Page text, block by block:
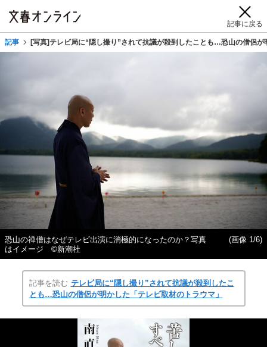
記事に戻る
記事 [写真]テレビ局に“隠し撮り”されて抗議が殺到したことも…恐山の僧侶
恐山の禅僧はなぜテレビ出演に消極的になったのか？写真
はイメージ ©新潮社
(画像 1/6)
記事を読む テレビ局に“隠し撮り”されて抗議が殺到したこ
とも…恐山の僧侶が明かした「テレビ取材のトラウマ」